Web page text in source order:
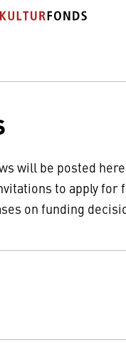
will be posted
to apply for
on funding